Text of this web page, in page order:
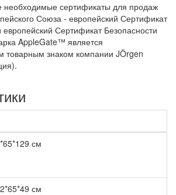
необходимые сертификаты для продаж
Союза - европейский Сертификат
европейский Сертификат Безопасности
AppleGate™ является
товарным знаком компании JÖrgen
см
см